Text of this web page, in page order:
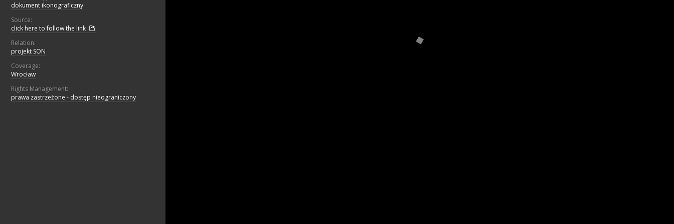
dokument ikonograficzny
Source:
click here to follow the link
Relation:
projekt SON
Coverage:
Wrocław
Rights Management:
prawa zastrzeżone - dostęp nieograniczony